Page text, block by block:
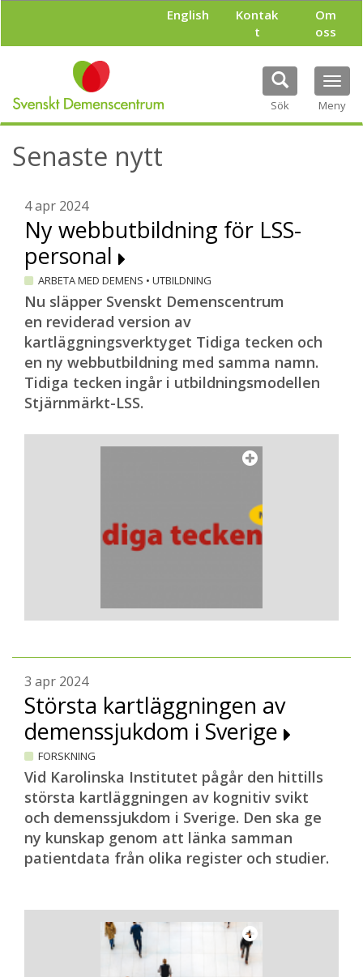
l
English
Kontak
t
Om
oss
Sök Meny
Senaste nytt
4 apr 2024
Ny webbutbildning för LSS-
personal
ARBETA MED DEMENS • UTBILDNING
Nu släpper Svenskt Demenscentrum
en reviderad version av
kartläggningsverktyget Tidiga tecken och
en ny webbutbildning med samma namn.
Tidiga tecken ingår i utbildningsmodellen
Stjärnmärkt-LSS.
3 apr 2024
Största kartläggningen av
demenssjukdom i Sverige
FORSKNING
Vid Karolinska Institutet pågår den hittills
största kartläggningen av kognitiv svikt
och demenssjukdom i Sverige. Den ska ge
ny kunskap genom att länka samman
patientdata från olika register och studier.